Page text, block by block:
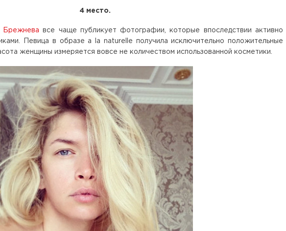
4 место.
Брежнева все чаще публикует фотографии, которые впоследствии активно
Певица в образе a la naturelle получила исключительно положительные
женщины измеряется вовсе не количеством использованной косметики.